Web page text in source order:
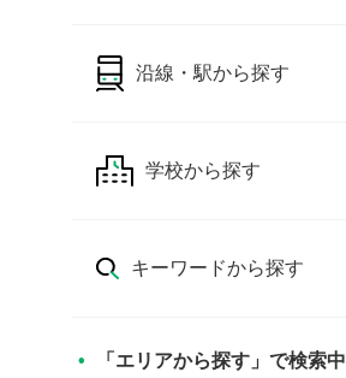
沿線・駅から探す
学校から探す
キーワードから探す
「エリアから探す」で検索中